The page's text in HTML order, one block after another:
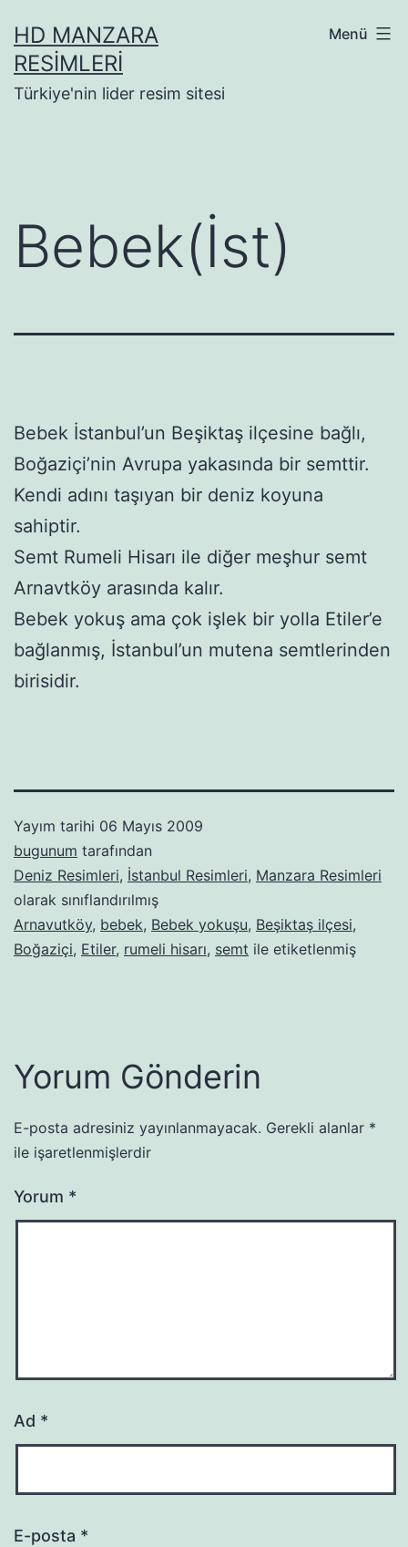
geçHD MANZARA
RESIMLERI
Türkiye'nin lider resim sitesi
Menü
Bebek(İst)
Bebek İstanbul’un Beşiktaş ilçesine bağlı,
Boğaziçi’nin Avrupa yakasında bir semttir.
Kendi adını taşıyan bir deniz koyuna
sahiptir.
Semt Rumeli Hisarı ile diğer meşhur semt
Arnavtköy arasında kalır.
Bebek yokuş ama çok işlek bir yolla Etiler’e
bağlanmış, İstanbul’un mutena semtlerinden
birisidir.
Yayım tarihi 06 Mayıs 2009
bugunum tarafından
Deniz Resimleri, İstanbul Resimleri, Manzara Resimleri
olarak sınıflandırılmış
Arnavutköy, bebek, Bebek yokuşu, Beşiktaş ilçesi,
Boğaziçi, Etiler, rumeli hisarı, semt ile etiketlenmiş
Yorum Gönderin
E-posta adresiniz yayınlanmayacak. Gerekli alanlar *
ile işaretlenmişlerdir
Yorum *
Ad *
E-posta *